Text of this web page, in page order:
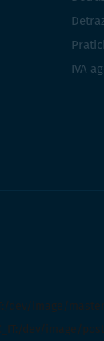
IVA